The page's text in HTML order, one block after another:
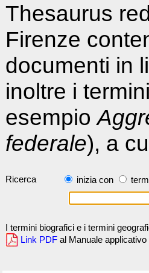
Thesaurus
Firenze
documenti in
inoltre i
esempio
federale), a
Ricerca inizia con
I termini biografici e i termini
Link PDF al Manuale